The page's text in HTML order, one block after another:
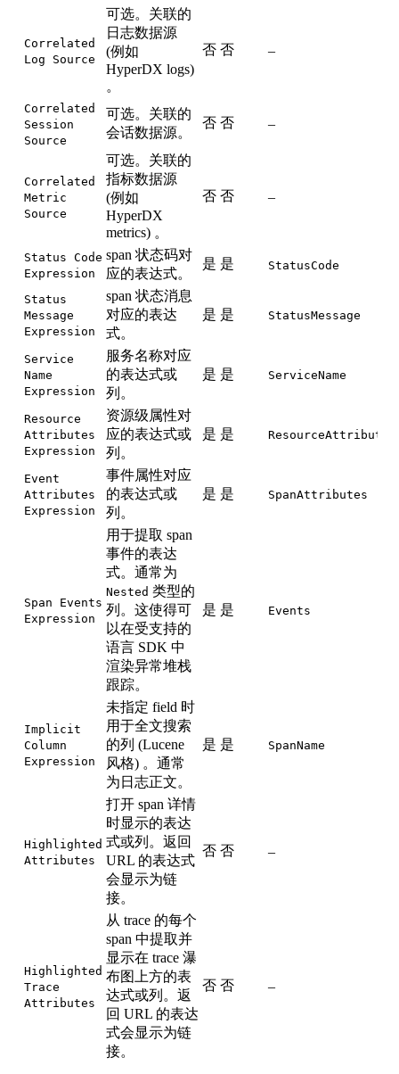
Correlated
Log Source
可选。关联的
日志数据源
(例如
HyperDX logs)
。
否 否 –
Correlated
Session
Source
可选。关联的
会话数据源。
否 否 –
Correlated
Metric
Source
可选。关联的
指标数据源
(例如
HyperDX
metrics) 。
否 否 –
Status Code
Expression
span 状态码对
应的表达式。
是 是 StatusCode
Status
Message
Expression
span 状态消息
对应的表达
式。
是 是 StatusMessage
Service
Name
Expression
服务名称对应
的表达式或
列。
是 是 ServiceName
Resource
Attributes
Expression
资源级属性对
应的表达式或
列。
是 是 ResourceAttributes
Event
Attributes
Expression
事件属性对应
的表达式或
列。
是 是 SpanAttributes
Span Events
Expression
用于提取 span
事件的表达
式。通常为
Nested 类型的
列。这使得可
以在受支持的
语言 SDK 中
渲染异常堆栈
跟踪。
是 是 Events
Implicit
Column
Expression
未指定 field 时
用于全文搜索
的列 (Lucene
风格) 。通常
为日志正文。
是 是 SpanName
Highlighted
Attributes
打开 span 详情
时显示的表达
式或列。返回
URL 的表达式
会显示为链
接。
否 否 –
Highlighted
Trace
Attributes
从 trace 的每个
span 中提取并
显示在 trace 瀑
布图上方的表
达式或列。返
回 URL 的表达
式会显示为链
接。
否 否 –